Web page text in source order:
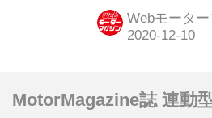
なってようやく
日程で行われ、
だろうか。
Webモータ
MotorMagazine誌 連動